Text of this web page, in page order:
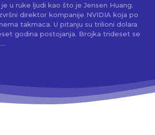
u ruke ljudi kao što je Jensen Huang.
direktor kompanije NVIDIA koja po
takmaca. U pitanju su trilioni dolara
godina postojanja. Brojka trideset se